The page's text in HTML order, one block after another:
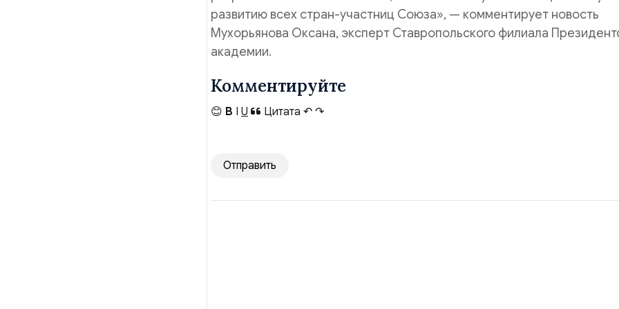
развитию всех стран-участниц Союза», — комментирует новость
Мухорьянова Оксана, эксперт Ставропольского филиала
академии.
Комментируйте
😊 B I U Цитата ↶ ↷
Отправить